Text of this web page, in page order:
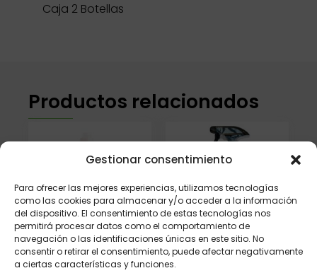
Gestionar consentimiento
Para ofrecer las mejores experiencias, utilizamos tecnologías
como las cookies para almacenar y/o acceder a la información
del dispositivo. El consentimiento de estas tecnologías nos
permitirá procesar datos como el comportamiento de
navegación o las identificaciones únicas en este sitio. No
consentir o retirar el consentimiento, puede afectar negativamente
a ciertas características y funciones.
Caja 2 Botellas
Productos relacionados
SUAVIZANTE
LIMPIADOR DE VITRO Y